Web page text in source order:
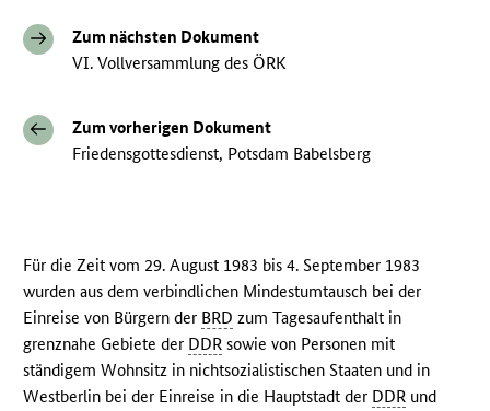
Zum nächsten Dokument
VI. Vollversammlung des ÖRK
Zum vorherigen Dokument
Friedensgottesdienst, Potsdam Babelsberg
Für die Zeit vom 29. August 1983 bis 4. September 1983
wurden aus dem verbindlichen Mindestumtausch bei der
Einreise von Bürgern der BRD zum Tagesaufenthalt in
grenznahe Gebiete der DDR sowie von Personen mit
ständigem Wohnsitz in nichtsozialistischen Staaten und in
Westberlin bei der Einreise in die Hauptstadt der DDR und